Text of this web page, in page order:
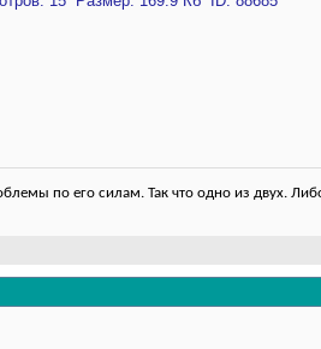
по его силам. Так что одно из двух.